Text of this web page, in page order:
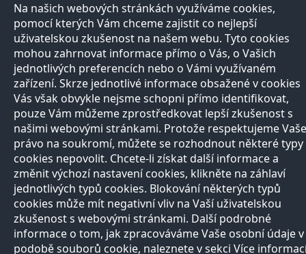
Na našich webových stránkách využíváme cookies,
pomocí kterých Vám chceme zajistit co nejlepší
uživatelskou zkušenost na našem webu. Tyto cookies
mohou zahrnovat informace přímo o Vás, o Vašich
jednotlivých preferencích nebo o Vámi využívaném
zařízení. Skrze jednotlivé informace obsažené v cookies
Vás však obvykle nejsme schopni přímo identifikovat,
pouze Vám můžeme zprostředkovat lepší zkušenost s
našimi webovými stránkami. Protože respektujeme Vaše
právo na soukromí, můžete se rozhodnout některé typy
cookies nepovolit. Chcete-li získat další informace a
změnit výchozí nastavení cookies, klikněte na záhlaví
jednotlivých typů cookies. Blokování některých typů
cookies může mít negativní vliv na Vaší uživatelskou
zkušenost s webovými stránkami. Další podrobné
informace o tom, jak zpracováváme Vaše osobní údaje v
podobě souborů cookie, naleznete v sekci Více